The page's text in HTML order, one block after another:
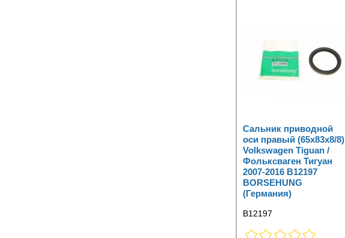
Сальник приводной
оси правый (65x83x8/8)
Volkswagen Tiguan /
Фольксваген Тигуан
2007-2016 B12197
BORSEHUNG
(Германия)
B12197